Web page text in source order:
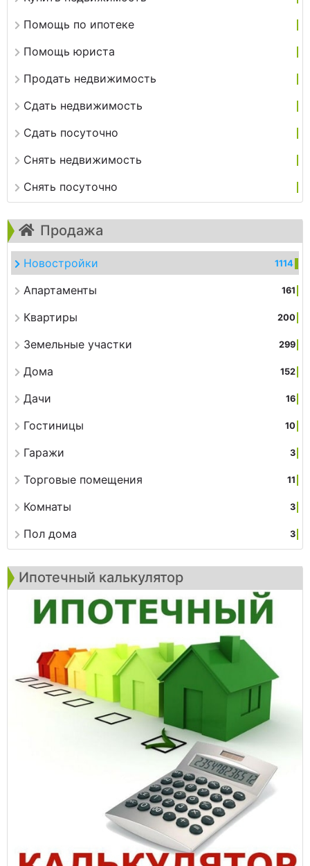
Помощь по ипотеке
Помощь юриста
Продать недвижимость
Сдать недвижимость
Сдать посуточно
Снять недвижимость
Снять посуточно
Продажа
Новостройки 1114
Апартаменты 161
Квартиры 200
Земельные участки 299
Дома 152
Дачи 16
Гостиницы 10
Гаражи 3
Торговые помещения 11
Комнаты 3
Пол дома 3
Ипотечный калькулятор